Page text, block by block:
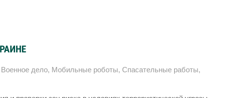
Военное дело, Мобильные роботы, Спасательные работы,